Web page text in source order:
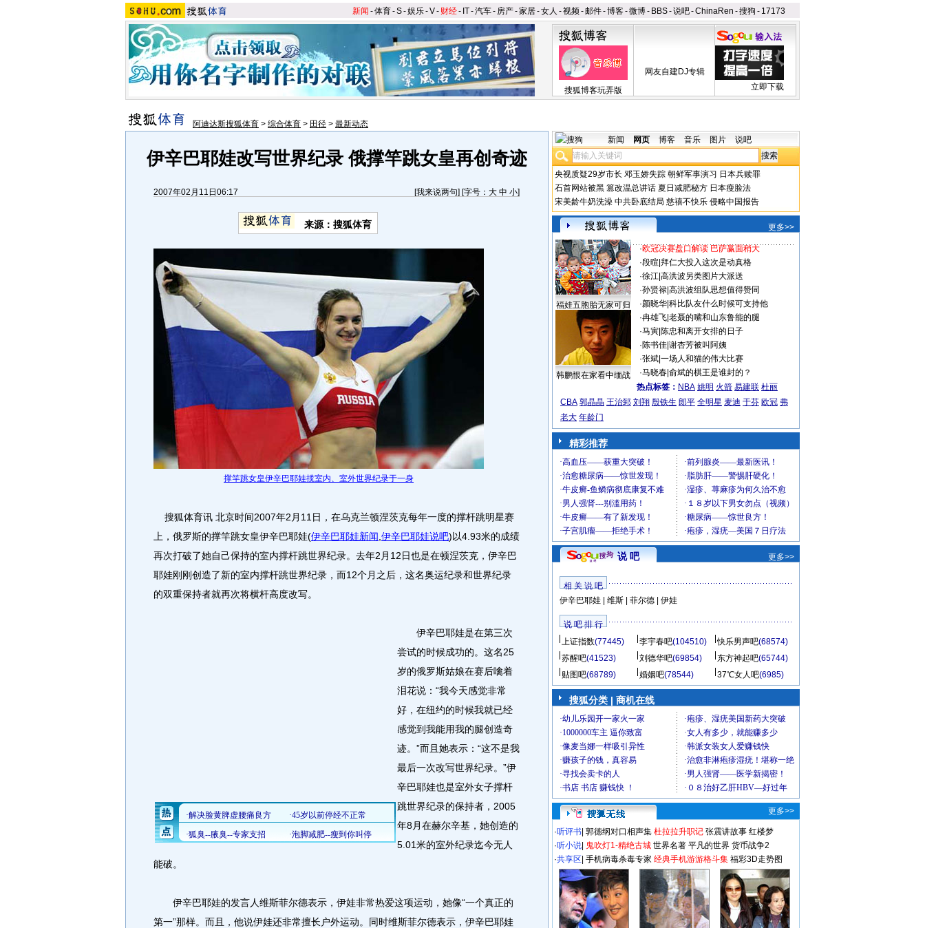
新闻 -体育-S-娱乐-V- 财经- IT-汽车- 房产-家居-女人 -视频-邮件-博客-微博- BBS-说吧-ChinaRen -搜狗 - 17173
搜狐博客玩弄版
网友自建DJ专辑
立即下载
阿迪达斯搜狐体育 > 综合体育 > 田径 > 最新动态
伊辛巴耶娃改写世界纪录 俄撑竿跳女皇再创奇迹
2007年02月11日06:17 [我来说两句] [字号： 大 中 小]
来源：搜狐体育
撑竿跳女皇伊辛巴耶娃揽室内、室外世界纪录于一身
搜狐体育讯 北京时间2007年2月11日，在乌克兰顿涅茨克每年一度的撑杆跳明星赛
上，俄罗斯的撑竿跳女皇伊辛巴耶娃(伊辛巴耶娃新闻 伊辛巴耶娃说吧)以4.93米的成绩
再次打破了她自己保持的室内撑杆跳世界纪录。去年2月12日也是在顿涅茨克，伊辛巴
耶娃刚刚创造了新的室内撑杆跳世界纪录，而12个月之后，这名奥运纪录和世界纪录
的双重保持者就再次将横杆高度改写。
伊辛巴耶娃是在第三次
尝试的时候成功的。这名25
岁的俄罗斯姑娘在赛后噙着
泪花说：“我今天感觉非常
好，在纽约的时候我就已经
感觉到我能用我的腿创造奇
迹。”而且她表示：“这不是我
最后一次改写世界纪录。”伊
辛巴耶娃也是室外女子撑杆
跳世界纪录的保持者，2005
年8月在赫尔辛基，她创造的
5.01米的室外纪录迄今无人
能破。
伊辛巴耶娃的发言人维斯菲尔德表示，伊娃非常热爱这项运动，她像“一个真正的
第一”那样。而且，他说伊娃还非常擅长户外运动。同时维斯菲尔德表示，伊辛巴耶娃
新闻 网页 博客 音乐 图片 说吧
央视质疑29岁市长 邓玉娇失踪 朝鲜军事演习 日本兵赎罪
石首网站被黑 篡改温总讲话 夏日减肥秘方 日本瘦脸法
宋美龄牛奶洗澡 中共卧底结局 慈禧不快乐 侵略中国报告
更多>>
福娃五胞胎无家可归
韩鹏恨在家看中缅战
·欧冠决赛盘口解读 巴萨赢面稍大
·段暄 拜仁大投入这次是动真格
·徐江| 高洪波另类图片大派送
·孙贤禄| 高洪波组队思想值得赞同
·颜晓华| 科比队友什么时候可支持他
·冉雄飞| 老聂的嘴和山东鲁能的腿
·马寅| 陈忠和离开女排的日子
·陈书佳| 谢杏芳被叫阿姨
·张斌| 一场人和猫的伟大比赛
·马晓春| 俞斌的棋王是谁封的？
热点标签： NBA 姚明 火箭 易建联 杜丽
CBA 郭晶晶 王治郅 刘翔 殷铁生 郎平 全明星 麦迪 于芬 欧冠 弗
老大 年龄门
精彩推荐
说 吧 更多>>
相 关 说 吧
伊辛巴耶娃| 维斯| 菲尔德| 伊娃
说 吧 排 行
上证指数(77445) 李宇春吧(104510) 快乐男声吧(68574)
苏醒吧(41523) 刘德华吧(69854) 东方神起吧(65744)
贴图吧(68789) 婚姻吧(78544) 37℃女人吧(6985)
搜狐分类 | 商机在线
更多>>
·听评书 郭德纲对口相声集 杜拉拉升职记 张震讲故事 红楼梦
·听小说 鬼吹灯1-精绝古城 世界名著 平凡的世界 货币战争2
·共享区 手机病毒杀毒专家 经典手机游游格斗集 福彩3D走势图